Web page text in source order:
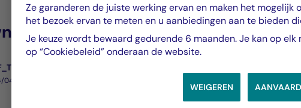
_Avis_internet_NL_BE_Clean.pdf
04/2024- PDF
Ze garanderen de juiste werking ervan en maken het mogelijk
het bezoek ervan te meten en u aanbiedingen aan te bieden
Je keuze wordt bewaard gedurende 6 maanden. Je kan op
op “Cookiebeleid” onderaan de website.
WEIGEREN